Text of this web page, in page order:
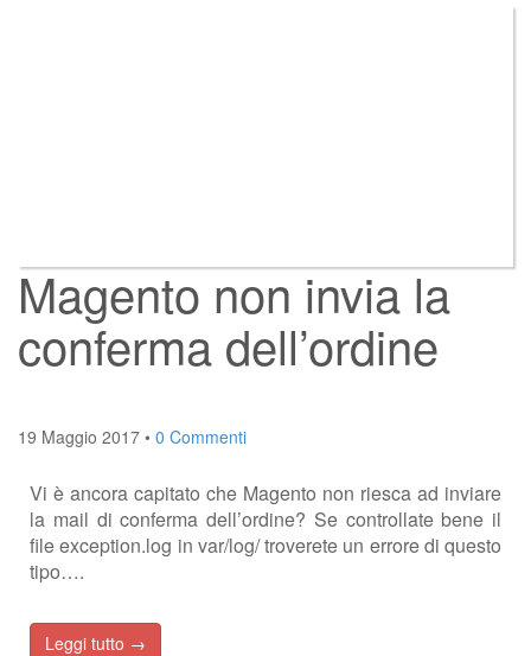
Magento non invia la
conferma dell’ordine
19 Maggio 2017 • 0 Commenti
Vi è ancora capitato che Magento non riesca ad inviare
la mail di conferma dell’ordine? Se controllate bene il
file exception.log in var/log/ troverete un errore di questo
tipo….
Leggi tutto →